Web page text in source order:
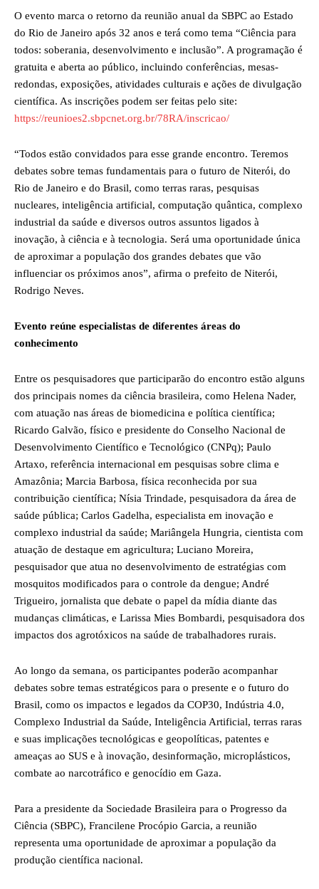
O evento marca o retorno da reunião anual da SBPC ao Estado
do Rio de Janeiro após 32 anos e terá como tema “Ciência para
todos: soberania, desenvolvimento e inclusão”. A programação é
gratuita e aberta ao público, incluindo conferências, mesas-
redondas, exposições, atividades culturais e ações de divulgação
científica. As inscrições podem ser feitas pelo site:
https://reunioes2.sbpcnet.org.br/78RA/inscricao/
“Todos estão convidados para esse grande encontro. Teremos
debates sobre temas fundamentais para o futuro de Niterói, do
Rio de Janeiro e do Brasil, como terras raras, pesquisas
nucleares, inteligência artificial, computação quântica, complexo
industrial da saúde e diversos outros assuntos ligados à
inovação, à ciência e à tecnologia. Será uma oportunidade única
de aproximar a população dos grandes debates que vão
influenciar os próximos anos”, afirma o prefeito de Niterói,
Rodrigo Neves.
Evento reúne especialistas de diferentes áreas do
conhecimento
Entre os pesquisadores que participarão do encontro estão alguns
dos principais nomes da ciência brasileira, como Helena Nader,
com atuação nas áreas de biomedicina e política científica;
Ricardo Galvão, físico e presidente do Conselho Nacional de
Desenvolvimento Científico e Tecnológico (CNPq); Paulo
Artaxo, referência internacional em pesquisas sobre clima e
Amazônia; Marcia Barbosa, física reconhecida por sua
contribuição científica; Nísia Trindade, pesquisadora da área de
saúde pública; Carlos Gadelha, especialista em inovação e
complexo industrial da saúde; Mariângela Hungria, cientista com
atuação de destaque em agricultura; Luciano Moreira,
pesquisador que atua no desenvolvimento de estratégias com
mosquitos modificados para o controle da dengue; André
Trigueiro, jornalista que debate o papel da mídia diante das
mudanças climáticas, e Larissa Mies Bombardi, pesquisadora dos
impactos dos agrotóxicos na saúde de trabalhadores rurais.
Ao longo da semana, os participantes poderão acompanhar
debates sobre temas estratégicos para o presente e o futuro do
Brasil, como os impactos e legados da COP30, Indústria 4.0,
Complexo Industrial da Saúde, Inteligência Artificial, terras raras
e suas implicações tecnológicas e geopolíticas, patentes e
ameaças ao SUS e à inovação, desinformação, microplásticos,
combate ao narcotráfico e genocídio em Gaza.
Para a presidente da Sociedade Brasileira para o Progresso da
Ciência (SBPC), Francilene Procópio Garcia, a reunião
representa uma oportunidade de aproximar a população da
produção científica nacional.